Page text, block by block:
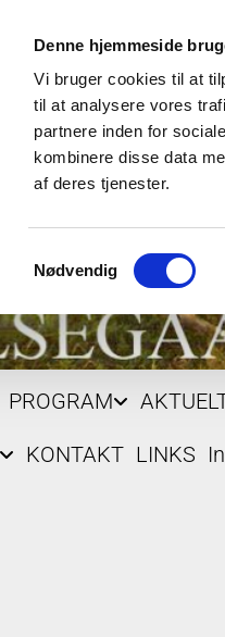
Denne hjemmeside
Vi bruger cookies til at
til at analysere vores
partnere inden for
kombinere disse data
af deres tjenester.
Nødvendig
PROGRAM
KONTAKT LINKS